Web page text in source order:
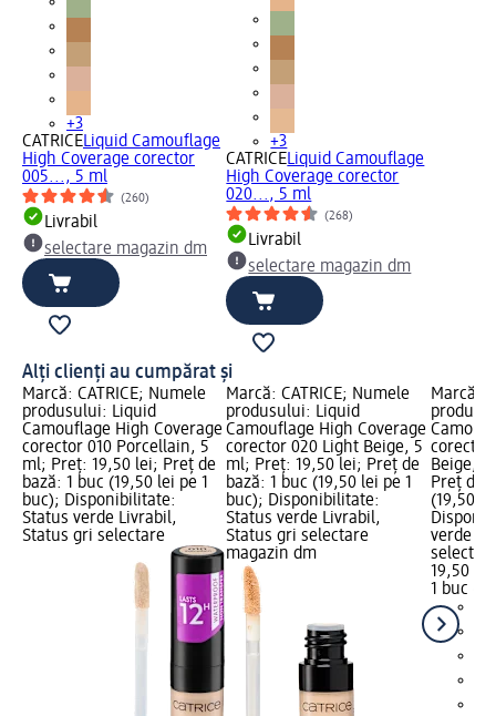
+3
CATRICELiquid Camouflage
High Coverage corector
005..., 5 ml
(260)
Livrabil
selectare magazin dm
+3
CATRICELiquid Camouflage
High Coverage corector
020..., 5 ml
(268)
Livrabil
selectare magazin dm
Alți clienți au cumpărat și
Marcă: CATRICE; Numele
produsului: Liquid
Camouflage High Coverage
corector 010 Porcellain, 5
ml; Preț: 19,50 lei; Preț de
bază: 1 buc (19,50 lei pe 1
buc); Disponibilitate:
Status verde Livrabil,
Status gri selectare
Marcă: CATRICE; Numele
produsului: Liquid
Camouflage High Coverage
corector 020 Light Beige, 5
ml; Preț: 19,50 lei; Preț de
bază: 1 buc (19,50 lei pe 1
buc); Disponibilitate:
Status verde Livrabil,
Status gri selectare
magazin dm
Marcă:
corector
Beige,
Preț de
(19,50
verde
19,50 lei
1 buc